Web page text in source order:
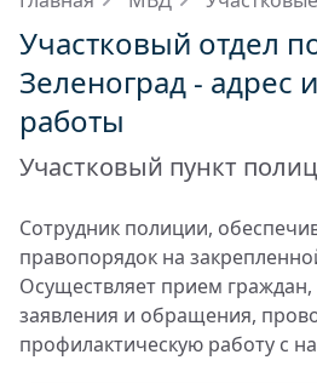
Участковый отдел
Зеленоград - адрес
работы
Участковый пункт
Сотрудник полиции,
правопорядок на
Осуществляет прием граждан,
заявления и обращения,
профилактическую работу с